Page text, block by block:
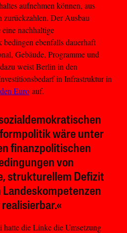
aufnehmen können, aus
zurückzahlen. Der Ausbau
nachhaltige
ebenfalls dauerhaft
Gebäude, Programme und
weist Berlin in den
in Infrastruktur in
Euro auf.
wäre unter
finanzpolitischen
von
strukturellem Defizit
die Linke die Umsetzung